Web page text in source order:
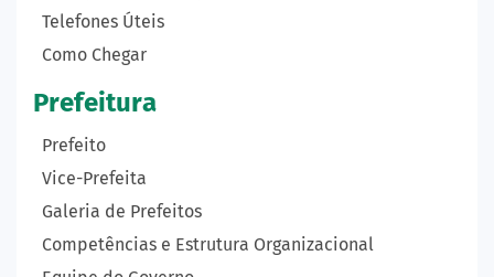
Telefones Úteis
Como Chegar
Prefeitura
Prefeito
Vice-Prefeita
Galeria de Prefeitos
Competências e Estrutura Organizacional